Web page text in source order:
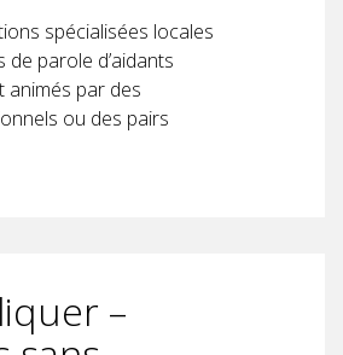
spécialisées locales
de parole d’aidants
animés par des
ou des pairs
–